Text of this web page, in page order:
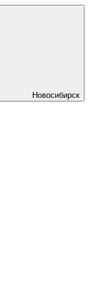
Новосибирск